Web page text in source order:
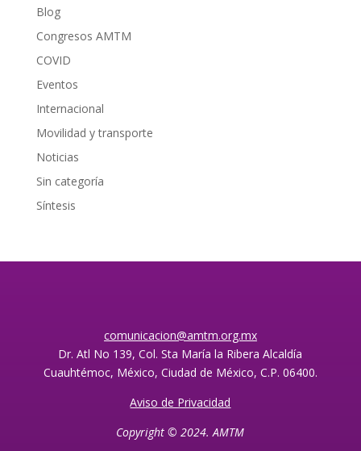
Blog
Congresos AMTM
COVID
Eventos
Internacional
Movilidad y transporte
Noticias
Sin categoría
Síntesis
comunicacion@amtm.org.mx
Dr. Atl No 139, Col. Sta María la Ribera Alcaldía
Cuauhtémoc, México, Ciudad de México, C.P. 06400.
Aviso de Privacidad
Copyright © 2024. AMTM